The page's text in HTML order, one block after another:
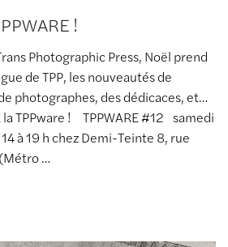
!
Photographic Press, Noël prend
de TPP, les nouveautés de
photographes, des dédicaces, et…
TPPware ! TPPWARE #12 samedi
à 19 h chez Demi-Teinte 8, rue
…